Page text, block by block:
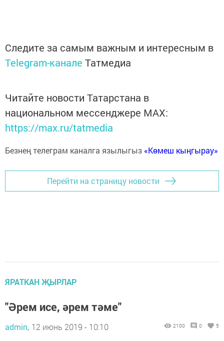
Следите за самым важным и интересным в
Telegram-канале Татмедиа
Читайте новости Татарстана в
национальном мессенджере MАХ:
https://max.ru/tatmedia
Безнең телеграм каналга язылыгыз «Көмеш кыңгырау»
Перейти на страницу новости
ЯРАТКАН ҖЫРЛАР
"Әрем исе, әрем тәме"
admin, 12 июнь 2019 - 10:10 2100 0 5